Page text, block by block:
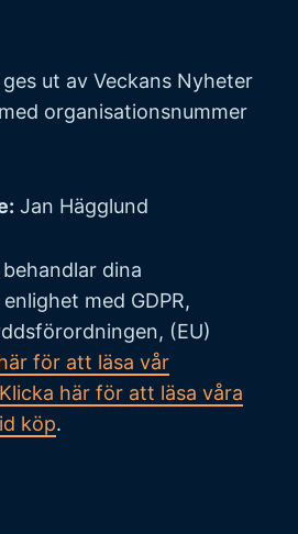
ut av Veckans Nyheter
organisationsnummer
Jan Hägglund
dina
med GDPR,
(EU)
för att läsa vår
Klicka här för att läsa våra
köp.